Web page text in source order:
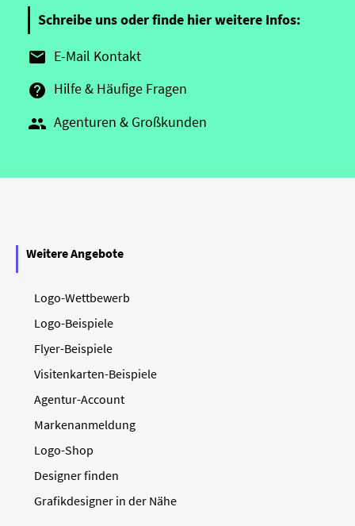
Schreibe uns oder finde hier weitere Infos:
 E-Mail Kontakt
 Hilfe & Häufige Fragen
 Agenturen & Großkunden
Weitere Angebote
Logo-Wettbewerb
Logo-Beispiele
Flyer-Beispiele
Visitenkarten-Beispiele
Agentur-Account
Markenanmeldung
Logo-Shop
Designer finden
Grafikdesigner in der Nähe